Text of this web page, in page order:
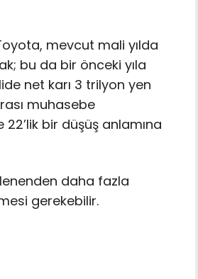
mevcut mali yılda
bu da bir önceki yıla
net karı 3 trilyon yen
muhasebe
bir düşüş anlamına
daha fazla
gerekebilir.